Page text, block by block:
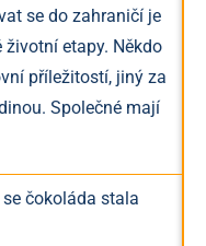
se do zahraničí je
etapy. Někdo
příležitostí, jiný za
Společné mají
čokoláda stala